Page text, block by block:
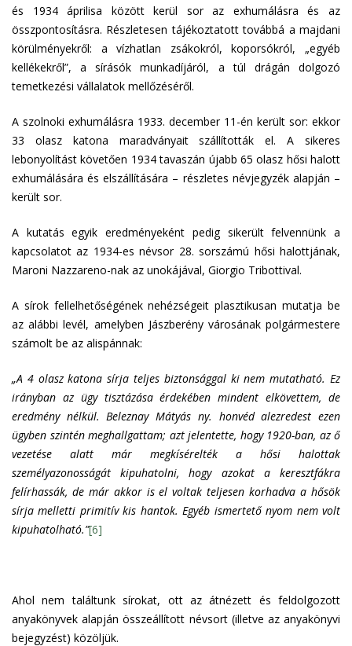
és 1934 áprilisa között kerül sor az exhumálásra és az
összpontosításra. Részletesen tájékoztatott továbbá a majdani
körülményekről: a vízhatlan zsákokról, koporsókról, „egyéb
kellékekről”, a sírásók munkadíjáról, a túl drágán dolgozó
temetkezési vállalatok mellőzéséről.
A szolnoki exhumálásra 1933. december 11-én került sor: ekkor
33 olasz katona maradványait szállították el. A sikeres
lebonyolítást követően 1934 tavaszán újabb 65 olasz hősi halott
exhumálására és elszállítására – részletes névjegyzék alapján –
került sor.
A kutatás egyik eredményeként pedig sikerült felvennünk a
kapcsolatot az 1934-es névsor 28. sorszámú hősi halottjának,
Maroni Nazzareno-nak az unokájával, Giorgio Tribottival.
A sírok fellelhetőségének nehézségeit plasztikusan mutatja be
az alábbi levél, amelyben Jászberény városának polgármestere
számolt be az alispánnak:
„A 4 olasz katona sírja teljes biztonsággal ki nem mutatható. Ez
irányban az ügy tisztázása érdekében mindent elkövettem, de
eredmény nélkül. Beleznay Mátyás ny. honvéd alezredest ezen
ügyben szintén meghallgattam; azt jelentette, hogy 1920-ban, az ő
vezetése alatt már megkísérelték a hősi halottak
személyazonosságát kipuhatolni, hogy azokat a keresztfákra
felírhassák, de már akkor is el voltak teljesen korhadva a hősök
sírja melletti primitív kis hantok. Egyéb ismertető nyom nem volt
kipuhatolható.”[6]
Ahol nem találtunk sírokat, ott az átnézett és feldolgozott
anyakönyvek alapján összeállított névsort (illetve az anyakönyvi
bejegyzést) közöljük.